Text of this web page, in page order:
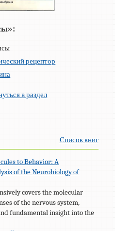
рецептор
в раздел
Список книг
to Behavior: A
of the Neurobiology of
covers the molecular
of the nervous system,
fundamental insight into the